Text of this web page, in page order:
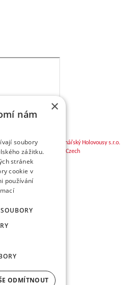
šlechtitelský ústav ovocnářský Holovousy s.r.o.
WEB Czech, OMEGA Czech
×
nám
soubory
zážitku.
stránek
cookie v
používání
ODMÍTNOUT